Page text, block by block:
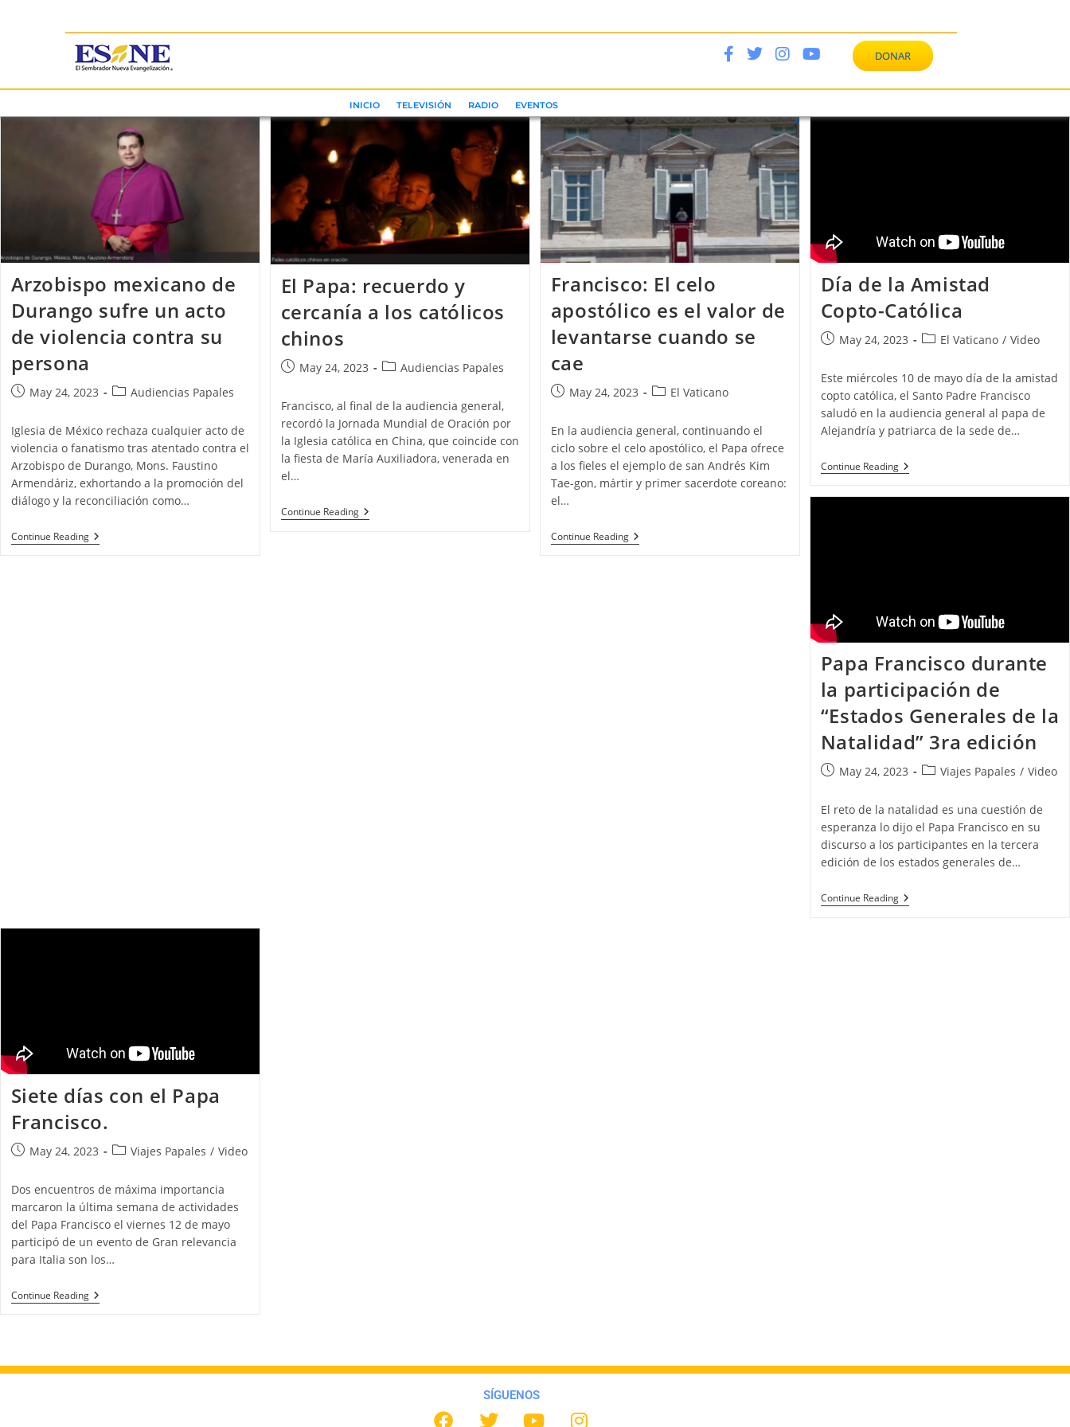
DONAR
INICIO TELEVISIÓN RADIO EVENTOS
Arzobispo mexicano de
Durango sufre un acto
de violencia contra su
persona
May 24, 2023 Audiencias Papales
Iglesia de México rechaza cualquier acto de
violencia o fanatismo tras atentado contra el
Arzobispo de Durango, Mons. Faustino
Armendáriz, exhortando a la promoción del
diálogo y la reconciliación como…
Continue Reading
El Papa: recuerdo y
cercanía a los católicos
chinos
May 24, 2023 Audiencias Papales
Francisco, al final de la audiencia general,
recordó la Jornada Mundial de Oración por
la Iglesia católica en China, que coincide con
la fiesta de María Auxiliadora, venerada en
el…
Continue Reading
Francisco: El celo
apostólico es el valor de
levantarse cuando se
cae
May 24, 2023 El Vaticano
En la audiencia general, continuando el
ciclo sobre el celo apostólico, el Papa ofrece
a los fieles el ejemplo de san Andrés Kim
Tae-gon, mártir y primer sacerdote coreano:
el…
Continue Reading
Día de la Amistad
Copto-Católica
May 24, 2023 El Vaticano / Video
Este miércoles 10 de mayo día de la amistad
copto católica, el Santo Padre Francisco
saludó en la audiencia general al papa de
Alejandría y patriarca de la sede de…
Continue Reading
Papa Francisco durante
la participación de
“Estados Generales de la
Natalidad” 3ra edición
May 24, 2023 Viajes Papales / Video
El reto de la natalidad es una cuestión de
esperanza lo dijo el Papa Francisco en su
discurso a los participantes en la tercera
edición de los estados generales de…
Continue Reading
Siete días con el Papa
Francisco.
May 24, 2023 Viajes Papales / Video
Dos encuentros de máxima importancia
marcaron la última semana de actividades
del Papa Francisco el viernes 12 de mayo
participó de un evento de Gran relevancia
para Italia son los…
Continue Reading
SÍGUENOS